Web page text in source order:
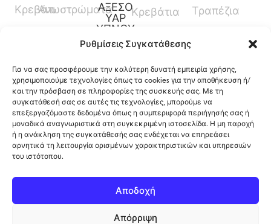
Ρυθμίσεις Συγκατάθεσης
Για να σας προσφέρουμε την καλύτερη δυνατή εμπειρία χρήσης,
χρησιμοποιούμε τεχνολογίες όπως τα cookies για την αποθήκευση ή/
και την πρόσβαση σε πληροφορίες της συσκευής σας. Με τη
συγκατάθεσή σας σε αυτές τις τεχνολογίες, μπορούμε να
επεξεργαζόμαστε δεδομένα όπως η συμπεριφορά περιήγησής σας ή
μοναδικά αναγνωριστικά στη συγκεκριμένη ιστοσελίδα. Η μη παροχή
ή η ανάκληση της συγκατάθεσής σας ενδέχεται να επηρεάσει
αρνητικά τη λειτουργία ορισμένων χαρακτηριστικών και υπηρεσιών
του ιστότοπου.
Αποδοχή
Απόρριψη
ΚρεβάτιΑνωστρώματαΑΞΕΣΟ
ΥΑΡ
ΥΠΝΟΥ
Παπλώματα
Μαξιλάρια
Προστατευτικά
Καλύμματα
Κρεβάτια
Ύψους
Γραφεία
Τραπέζια
12ο Χλμ. Ρόδου-Λίνδου, Φαληράκι, Ρόδος,
Ελλάδα